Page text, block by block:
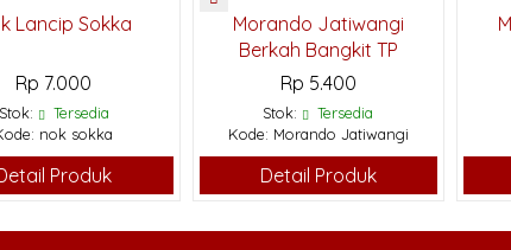
Lancip Sokka
Rp 7.000
Tersedia
nok sokka
Produk
Morando Jatiwangi
Berkah Bangkit TP
Rp 5.400
Stok:
Tersedia
Kode: Morando Jatiwangi
Detail Produk